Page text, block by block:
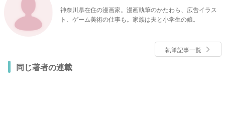
神奈川県在住の漫画家。漫画執筆のかたわら、広告イラス
ト、ゲーム美術の仕事も。家族は夫と小学生の娘。
執筆記事一覧
同じ著者の連載